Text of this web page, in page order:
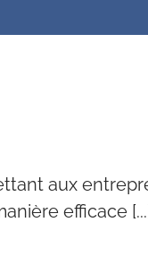
aux
efficace